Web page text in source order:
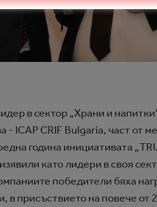
в сектор „Храни и
ICAP CRIF Bulgaria, част от
година инициативата
като лидери в своя
победители бяха
присъствието на повече от